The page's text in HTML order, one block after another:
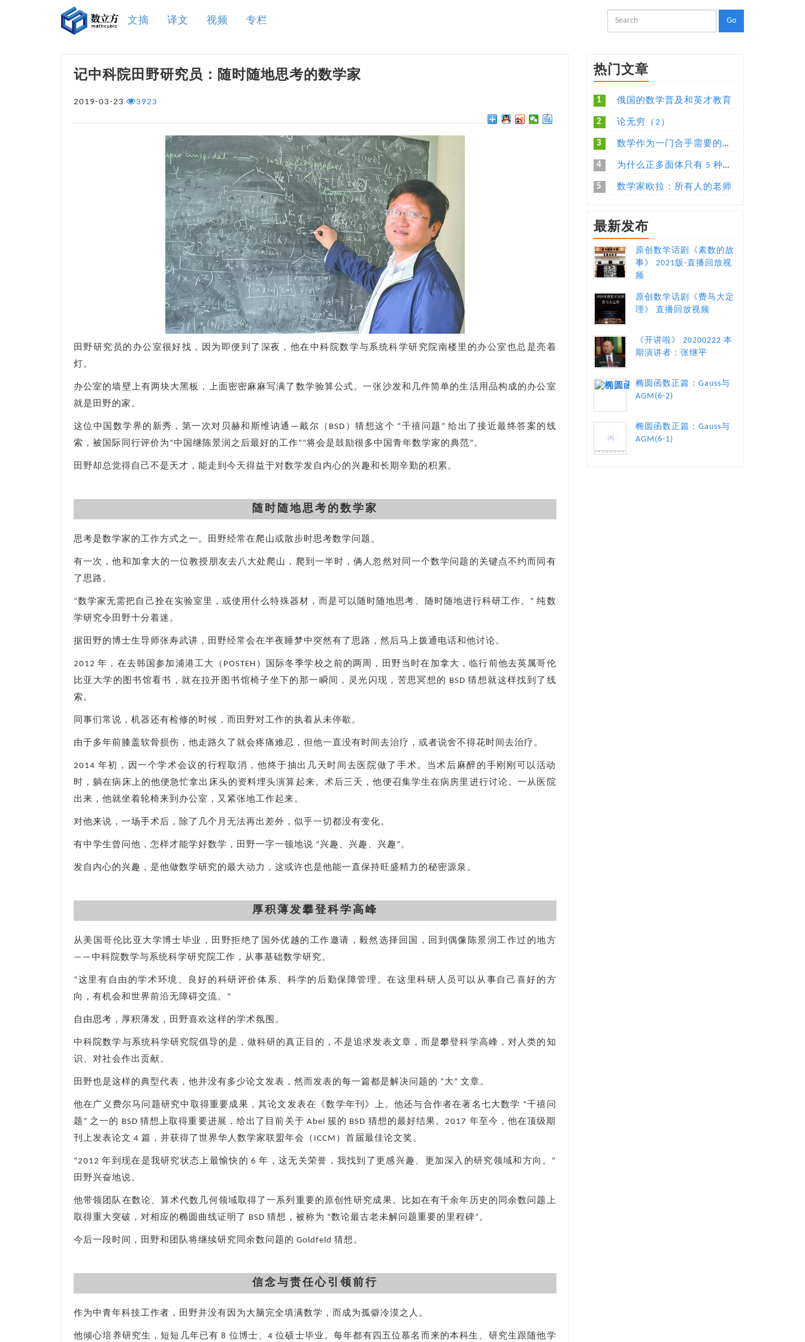
文摘 译文 视频 专栏
记中科院田野研究员：随时随地思考的数学家
2019-03-23 3923
田野研究员的办公室很好找，因为即便到了深夜，他在中科院数学与系统科学研究院南楼里的办公室也总是亮着
灯。
办公室的墙壁上有两块大黑板，上面密密麻麻写满了数学验算公式。一张沙发和几件简单的生活用品构成的办公室
就是田野的家。
这位中国数学界的新秀，第一次对贝赫和斯维讷通—戴尔（BSD）猜想这个 “千禧问题” 给出了接近最终答案的线
索，被国际同行评价为“中国继陈景润之后最好的工作”“将会是鼓励很多中国青年数学家的典范”。
田野却总觉得自己不是天才，能走到今天得益于对数学发自内心的兴趣和长期辛勤的积累。
随时随地思考的数学家
思考是数学家的工作方式之一。田野经常在爬山或散步时思考数学问题。
有一次，他和加拿大的一位教授朋友去八大处爬山，爬到一半时，俩人忽然对同一个数学问题的关键点不约而同有
了思路。
“数学家无需把自己拴在实验室里，或使用什么特殊器材，而是可以随时随地思考、随时随地进行科研工作。” 纯数
学研究令田野十分着迷。
据田野的博士生导师张寿武讲，田野经常会在半夜睡梦中突然有了思路，然后马上拨通电话和他讨论。
2012 年，在去韩国参加浦港工大（POSTEH）国际冬季学校之前的两周，田野当时在加拿大，临行前他去英属哥伦
比亚大学的图书馆看书，就在拉开图书馆椅子坐下的那一瞬间，灵光闪现，苦思冥想的 BSD 猜想就这样找到了线
索。
同事们常说，机器还有检修的时候，而田野对工作的执着从未停歇。
由于多年前膝盖软骨损伤，他走路久了就会疼痛难忍，但他一直没有时间去治疗，或者说舍不得花时间去治疗。
2014 年初，因一个学术会议的行程取消，他终于抽出几天时间去医院做了手术。当术后麻醉的手刚刚可以活动
时，躺在病床上的他便急忙拿出床头的资料埋头演算起来。术后三天，他便召集学生在病房里进行讨论。一从医院
出来，他就坐着轮椅来到办公室，又紧张地工作起来。
对他来说，一场手术后，除了几个月无法再出差外，似乎一切都没有变化。
有中学生曾问他，怎样才能学好数学，田野一字一顿地说 “兴趣、兴趣、兴趣”。
发自内心的兴趣，是他做数学研究的最大动力，这或许也是他能一直保持旺盛精力的秘密源泉。
厚积薄发攀登科学高峰
从美国哥伦比亚大学博士毕业，田野拒绝了国外优越的工作邀请，毅然选择回国，回到偶像陈景润工作过的地方
——中科院数学与系统科学研究院工作，从事基础数学研究。
“这里有自由的学术环境、良好的科研评价体系、科学的后勤保障管理。在这里科研人员可以从事自己喜好的方
向，有机会和世界前沿无障碍交流。”
自由思考，厚积薄发，田野喜欢这样的学术氛围。
中科院数学与系统科学研究院倡导的是，做科研的真正目的，不是追求发表文章，而是攀登科学高峰，对人类的知
识、对社会作出贡献。
田野也是这样的典型代表，他并没有多少论文发表，然而发表的每一篇都是解决问题的 “大” 文章。
他在广义费尔马问题研究中取得重要成果，其论文发表在《数学年刊》上。他还与合作者在著名七大数学 “千禧问
题” 之一的 BSD 猜想上取得重要进展，给出了目前关于 Abel 簇的 BSD 猜想的最好结果。2017 年至今，他在顶级期
刊上发表论文 4 篇，并获得了世界华人数学家联盟年会（ICCM）首届最佳论文奖。
“2012 年到现在是我研究状态上最愉快的 6 年，这无关荣誉，我找到了更感兴趣、更加深入的研究领域和方向。”
田野兴奋地说。
他带领团队在数论、算术代数几何领域取得了一系列重要的原创性研究成果。比如在有千余年历史的同余数问题上
取得重大突破，对相应的椭圆曲线证明了 BSD 猜想，被称为 “数论最古老未解问题重要的里程碑”。
今后一段时间，田野和团队将继续研究同余数问题的 Goldfeld 猜想。
信念与责任心引领前行
作为中青年科技工作者，田野并没有因为大脑完全填满数学，而成为孤僻冷漠之人。
他倾心培养研究生，短短几年已有 8 位博士、4 位硕士毕业。每年都有四五位慕名而来的本科生、研究生跟随他学
热门文章
1 俄国的数学普及和英才教育
2 论无穷（2）
3 数学作为一门合乎需要的语言
4 为什么正多面体只有 5 种，有没有更加直观易懂的解释？
5 数学家欧拉：所有人的老师
最新发布
原创数学话剧《素数的故
事》 2021版-直播回放视
频
原创数学话剧《费马大定
理》 直播回放视频
《开讲啦》 20200222 本
期演讲者：张继平
椭圆函数正篇：Gauss与
AGM(6-2)
椭圆函数正篇：Gauss与
AGM(6-1)